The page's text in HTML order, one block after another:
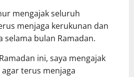
mengajak seluruh
menjaga kerukunan dan
selama bulan Ramadan.
ini, saya mengajak
terus menjaga